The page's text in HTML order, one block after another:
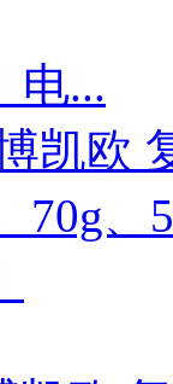
电...